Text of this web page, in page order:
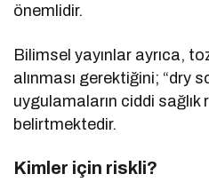
önemlidir.
Bilimsel yayınlar ayrıca,
alınması gerektiğini; “dry
uygulamaların ciddi sağlık
belirtmektedir.
Kimler için riskli?